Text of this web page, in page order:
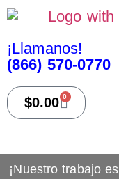
¡Llamanos!
(866) 570-0770
$0.00 0
¡Nuestro trabajo